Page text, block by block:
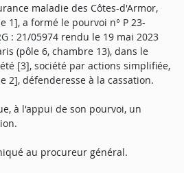
maladie des Côtes-d'Armor,
1], a formé le pourvoi n° P 23-
: 21/05974 rendu le 19 mai 2023
(pôle 6, chambre 13), dans le
[3], société par actions simplifiée,
2], défenderesse à la cassation.
à l'appui de son pourvoi, un
au procureur général.